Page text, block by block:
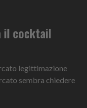
il cocktail
legittimazione
sembra chiedere